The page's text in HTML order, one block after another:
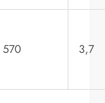
570 3,7